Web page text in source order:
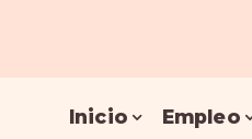
Inicio Empleo